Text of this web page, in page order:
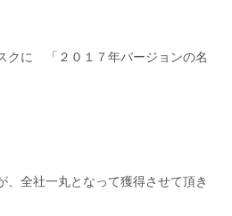
クに 「２０１７年バージョンの名
全社一丸となって獲得させて頂き